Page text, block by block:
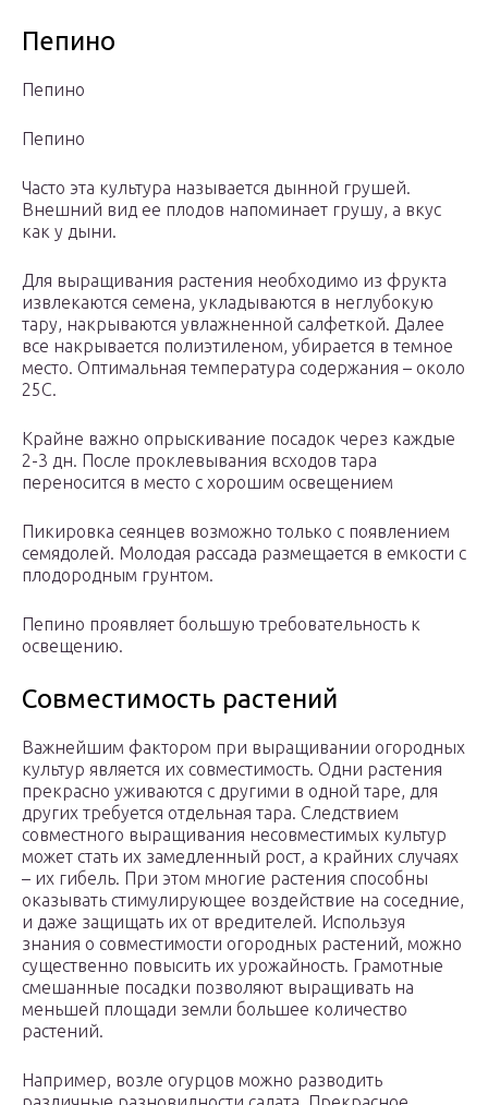
Пепино
Пепино
Пепино
Часто эта культура называется дынной грушей.
Внешний вид ее плодов напоминает грушу, а вкус
как у дыни.
Для выращивания растения необходимо из фрукта
извлекаются семена, укладываются в неглубокую
тару, накрываются увлажненной салфеткой. Далее
все накрывается полиэтиленом, убирается в темное
место. Оптимальная температура содержания – около
25С.
Крайне важно опрыскивание посадок через каждые
2-3 дн. После проклевывания всходов тара
переносится в место с хорошим освещением
Пикировка сеянцев возможно только с появлением
семядолей. Молодая рассада размещается в емкости с
плодородным грунтом.
Пепино проявляет большую требовательность к
освещению.
Совместимость растений
Важнейшим фактором при выращивании огородных
культур является их совместимость. Одни растения
прекрасно уживаются с другими в одной таре, для
других требуется отдельная тара. Следствием
совместного выращивания несовместимых культур
может стать их замедленный рост, а крайних случаях
– их гибель. При этом многие растения способны
оказывать стимулирующее воздействие на соседние,
и даже защищать их от вредителей. Используя
знания о совместимости огородных растений, можно
существенно повысить их урожайность. Грамотные
смешанные посадки позволяют выращивать на
меньшей площади земли большее количество
растений.
Например, возле огурцов можно разводить